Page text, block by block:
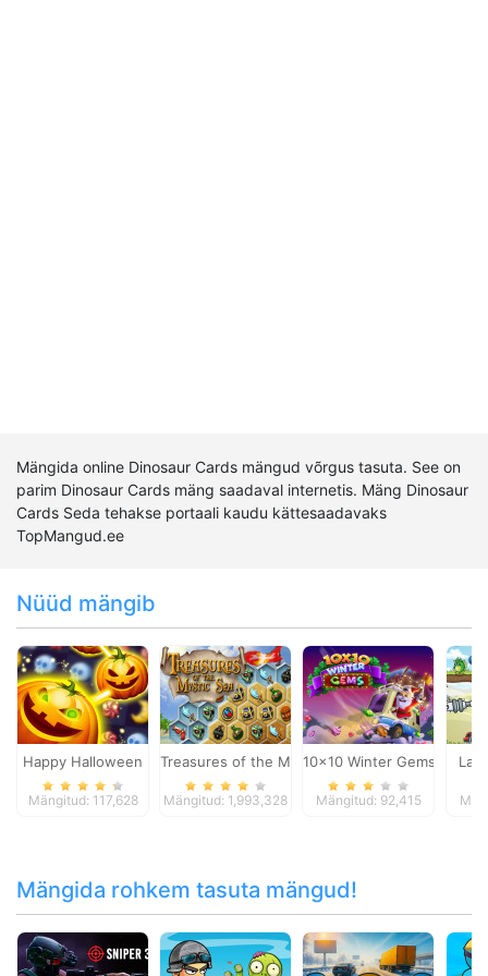
Mängida online Dinosaur Cards mängud võrgus tasuta. See on
parim Dinosaur Cards mäng saadaval internetis. Mäng Dinosaur
Cards Seda tehakse portaali kaudu kättesaadavaks
TopMangud.ee
Nüüd mängib
Happy Halloween
Mängitud: 117,628
Treasures of the Mystic Sea
Mängitud: 1,993,328
10x10 Winter Gems
Mängitud: 92,415
Mängida rohkem tasuta mängud!